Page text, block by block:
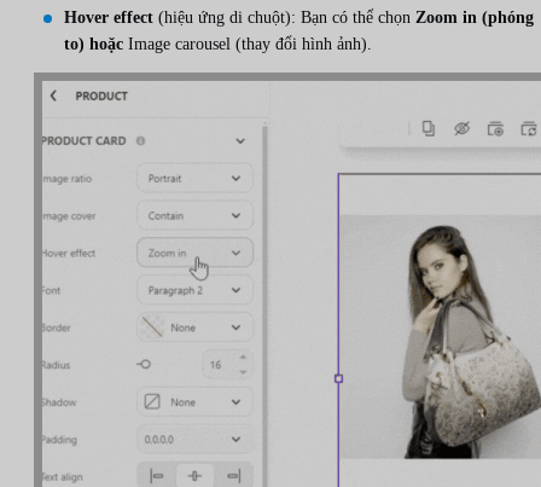
Hover effect (hiệu ứng di chuột): Bạn có thể chọn Zoom in (phóng
to) hoặc Image carousel (thay đổi hình ảnh).